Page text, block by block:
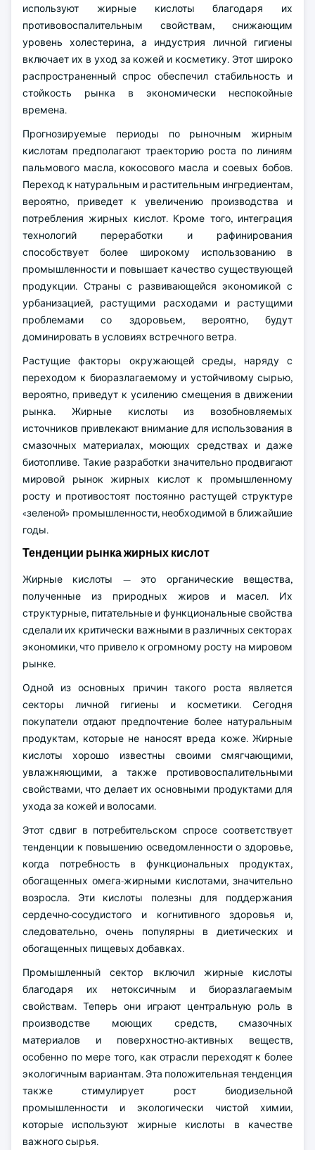
используют жирные кислоты благодаря их
противовоспалительным свойствам, снижающим
уровень холестерина, а индустрия личной гигиены
включает их в уход за кожей и косметику. Этот широко
распространенный спрос обеспечил стабильность и
стойкость рынка в экономически неспокойные
времена.
Прогнозируемые периоды по рыночным жирным
кислотам предполагают траекторию роста по линиям
пальмового масла, кокосового масла и соевых бобов.
Переход к натуральным и растительным ингредиентам,
вероятно, приведет к увеличению производства и
потребления жирных кислот. Кроме того, интеграция
технологий переработки и рафинирования
способствует более широкому использованию в
промышленности и повышает качество существующей
продукции. Страны с развивающейся экономикой с
урбанизацией, растущими расходами и растущими
проблемами со здоровьем, вероятно, будут
доминировать в условиях встречного ветра.
Растущие факторы окружающей среды, наряду с
переходом к биоразлагаемому и устойчивому сырью,
вероятно, приведут к усилению смещения в движении
рынка. Жирные кислоты из возобновляемых
источников привлекают внимание для использования в
смазочных материалах, моющих средствах и даже
биотопливе. Такие разработки значительно продвигают
мировой рынок жирных кислот к промышленному
росту и противостоят постоянно растущей структуре
«зеленой» промышленности, необходимой в ближайшие
годы.
Тенденции рынка жирных кислот
Жирные кислоты — это органические вещества,
полученные из природных жиров и масел. Их
структурные, питательные и функциональные свойства
сделали их критически важными в различных секторах
экономики, что привело к огромному росту на мировом
рынке.
Одной из основных причин такого роста является
секторы личной гигиены и косметики. Сегодня
покупатели отдают предпочтение более натуральным
продуктам, которые не наносят вреда коже. Жирные
кислоты хорошо известны своими смягчающими,
увлажняющими, а также противовоспалительными
свойствами, что делает их основными продуктами для
ухода за кожей и волосами.
Этот сдвиг в потребительском спросе соответствует
тенденции к повышению осведомленности о здоровье,
когда потребность в функциональных продуктах,
обогащенных омега-жирными кислотами, значительно
возросла. Эти кислоты полезны для поддержания
сердечно-сосудистого и когнитивного здоровья и,
следовательно, очень популярны в диетических и
обогащенных пищевых добавках.
Промышленный сектор включил жирные кислоты
благодаря их нетоксичным и биоразлагаемым
свойствам. Теперь они играют центральную роль в
производстве моющих средств, смазочных
материалов и поверхностно-активных веществ,
особенно по мере того, как отрасли переходят к более
экологичным вариантам. Эта положительная тенденция
также стимулирует рост биодизельной
промышленности и экологически чистой химии,
которые используют жирные кислоты в качестве
важного сырья.